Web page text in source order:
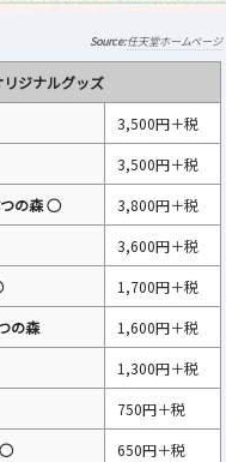
任天堂ホームページ
リジナルグッズ
3,500円＋税
3,500円＋税
の森 ○
3,800円＋税
3,600円＋税
1,700円＋税
の森
1,600円＋税
1,300円＋税
750円＋税
○
650円＋税